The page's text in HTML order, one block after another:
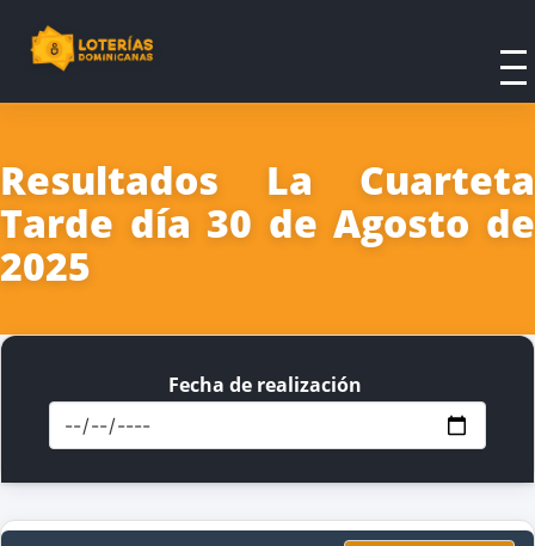
Resultados La Cuarteta
Tarde día 30 de Agosto de
2025
Fecha de realización